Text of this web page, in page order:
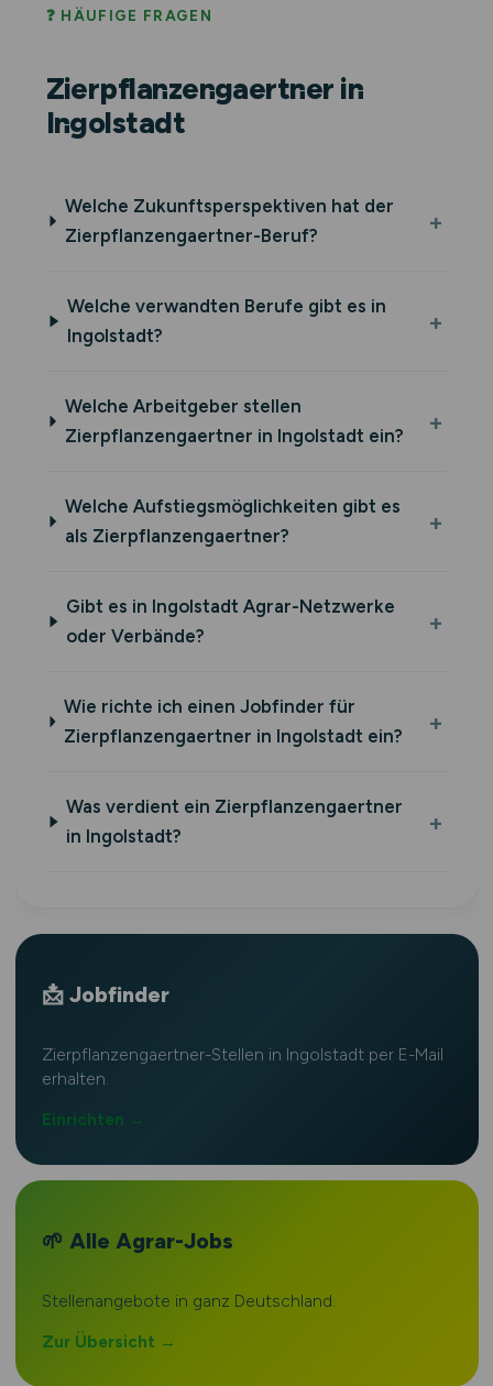
❓ HÄUFIGE FRAGEN
Zierpflanzengaertner in
Ingolstadt
Welche Zukunftsperspektiven hat der
Zierpflanzengaertner-Beruf?
Welche verwandten Berufe gibt es in
Ingolstadt?
Welche Arbeitgeber stellen
Zierpflanzengaertner in Ingolstadt ein?
Welche Aufstiegsmöglichkeiten gibt es
als Zierpflanzengaertner?
Gibt es in Ingolstadt Agrar-Netzwerke
oder Verbände?
Wie richte ich einen Jobfinder für
Zierpflanzengaertner in Ingolstadt ein?
Was verdient ein Zierpflanzengaertner
in Ingolstadt?
📩 Jobfinder
Zierpflanzengaertner-Stellen in Ingolstadt per E-Mail
erhalten.
Einrichten →
🌱 Alle Agrar-Jobs
Stellenangebote in ganz Deutschland.
Zur Übersicht →